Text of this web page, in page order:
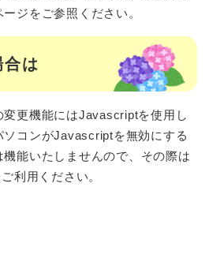
ジをご参照ください。
は
更機能にはJavascriptを使用し
コンがJavascriptを無効にする
能いたしませんので、その際は
利用ください。